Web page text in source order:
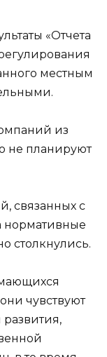
«Отчета
местным
из
не планируют
связанных с
нормативные
столкнулись.
чувствуют